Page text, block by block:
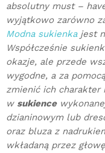
absolutny must –
wyjątkowo zarówno
Modna sukienkajest
Współcześnie
okazje, ale przede
wygodne, a za
zmienić ich charakter
w sukience
dzianinowym lub
oraz bluza z
wkładaną przez